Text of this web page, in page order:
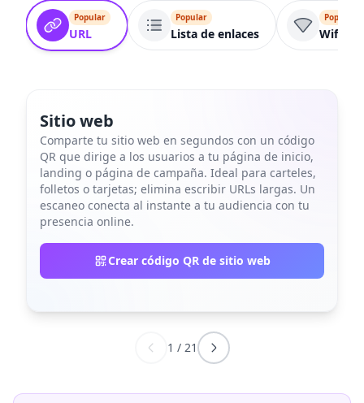
Popular
URL
Popular
Lista de enlaces
Popular
Wifi
Sitio web
Comparte tu sitio web en segundos con un código
QR que dirige a los usuarios a tu página de inicio,
landing o página de campaña. Ideal para carteles,
folletos o tarjetas; elimina escribir URLs largas. Un
escaneo conecta al instante a tu audiencia con tu
presencia online.
Crear código QR de sitio web
1 / 21